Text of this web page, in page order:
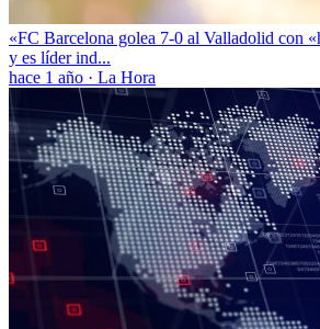
«FC Barcelona golea 7-0 al Valladolid con
y es líder ind...
hace 1 año · La Hora